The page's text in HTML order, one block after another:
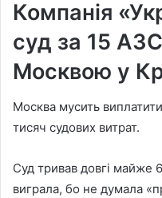
Компанія
суд за 15
Москвою у
Москва мусить
тисяч судових витрат.
Суд тривав довгі майже
виграла, бо не думала